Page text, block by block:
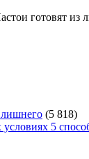
готовят из
лишнего (5 818)
5